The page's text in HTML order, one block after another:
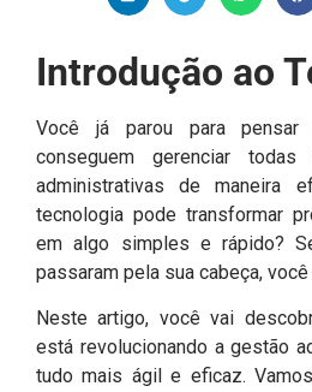
Introdução ao
Você já parou para pensar
conseguem gerenciar
administrativas de maneira
tecnologia pode transformar
em algo simples e rápido?
passaram pela sua cabeça,
Neste artigo, você vai
está revolucionando a gestão
tudo mais ágil e eficaz.